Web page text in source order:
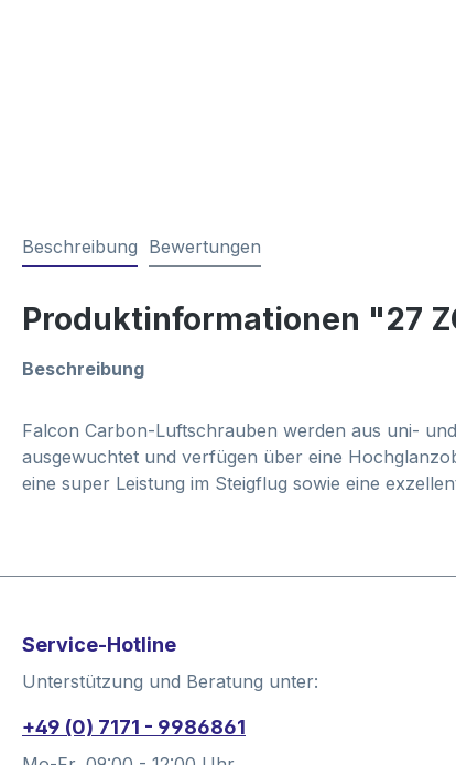
Beschreibung Bewertungen
Produktinformationen "27
Beschreibung
Falcon Carbon-Luftschrauben werden aus uni-
ausgewuchtet und verfügen über eine
eine super Leistung im Steigflug sowie eine
Service-Hotline
Unterstützung und Beratung unter:
+49 (0) 7171 - 9986861